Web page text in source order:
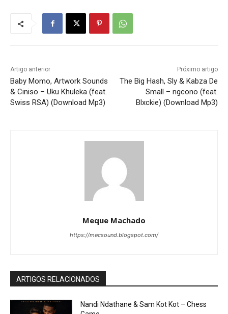
Artigo anterior
Baby Momo, Artwork Sounds
& Ciniso – Uku Khuleka (feat.
Swiss RSA) (Download Mp3)
Próximo artigo
The Big Hash, Sly & Kabza De
Small – ngcono (feat.
Blxckie) (Download Mp3)
Meque Machado
https://mecsound.blogspot.com/
ARTIGOS RELACIONADOS
Nandi Ndathane & Sam Kot Kot – Chess